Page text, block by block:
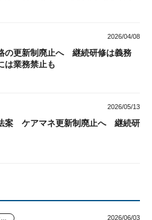
2026/04/08
の更新制廃止へ 継続研修は義務
は業務禁止も
2026/05/13
案 ケアマネ更新制廃止へ 継続研
2026/06/03